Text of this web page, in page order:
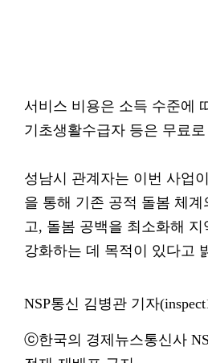
서비스 비용은 소득 수준에
기초생활수급자 등은 무료
성남시 관계자는 이번 사업
을 통해 기존 공적 돌봄 체
고, 돌봄 공백을 최소화해
강화하는 데 목적이 있다고
NSP통신 김병관 기자
ⓒ한국의 경제뉴스통신사